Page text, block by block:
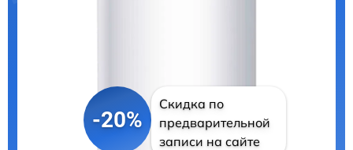
-20%
Скидка по
предварительной
записи на сайте